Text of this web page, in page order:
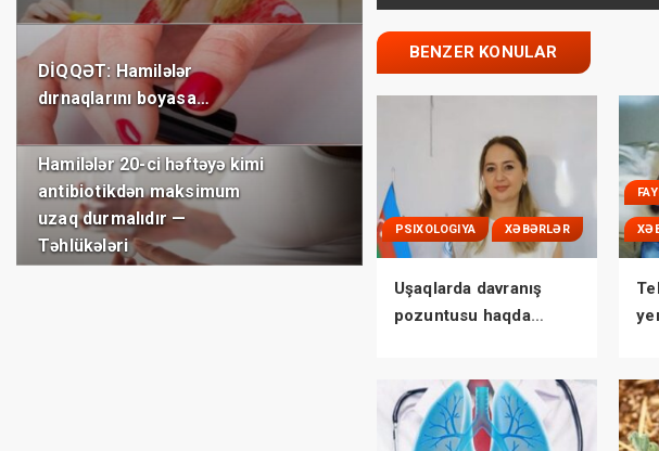
DİQQƏT: Hamilələr
dırnaqlarını boyasa…
Hamilələr 20-ci həftəyə kimi
antibiotikdən maksimum
uzaq durmalıdır —
Təhlükələri
BENZER KONULAR
PSIXOLOGIYA XƏBƏRLƏR
Uşaqlarda davranış
pozuntusu haqda